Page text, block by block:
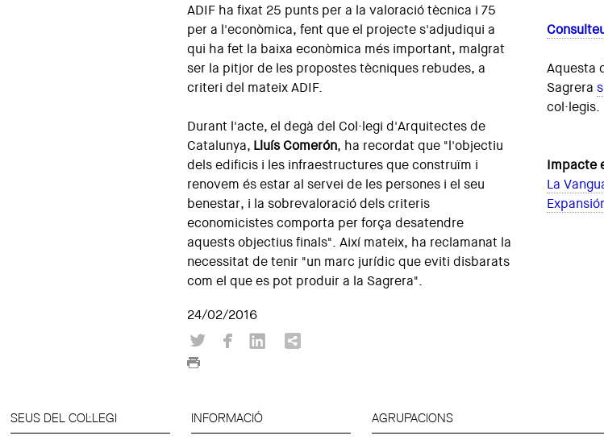
ADIF ha fixat 25 punts per a la valoració tècnica i 75
per a l'econòmica, fent que el projecte s'adjudiqui a
qui ha fet la baixa econòmica més important, malgrat
ser la pitjor de les propostes tècniques rebudes, a
criteri del mateix ADIF.
Durant l'acte, el degà del Col·legi d'Arquitectes de
Catalunya, Lluís Comerón, ha recordat que "l'objectiu
dels edificis i les infraestructures que construïm i
renovem és estar al servei de les persones i el seu
benestar, i la sobrevaloració dels criteris
economicistes comporta per força desatendre
aquests objectius finals". Així mateix, ha reclamanat la
necessitat de tenir "un marc jurídic que eviti disbarats
com el que es pot produir a la Sagrera".
Aquesta
Sagrera
col·legis.
Impacte
La
24/02/2016
SEUS DEL COL·LEGI INFORMACIÓ AGRUPACIONS